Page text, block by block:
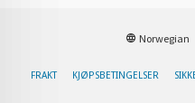
Norwegian
FRAKT KJØPSBETINGELSER